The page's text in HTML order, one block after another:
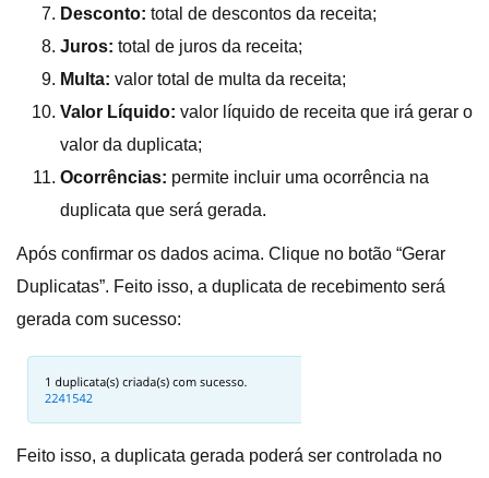
Desconto: total de descontos da receita;
Juros: total de juros da receita;
Multa: valor total de multa da receita;
Valor Líquido: valor líquido de receita que irá gerar o
valor da duplicata;
Ocorrências: permite incluir uma ocorrência na
duplicata que será gerada.
Após confirmar os dados acima. Clique no botão “Gerar
Duplicatas”. Feito isso, a duplicata de recebimento será
gerada com sucesso:
Feito isso, a duplicata gerada poderá ser controlada no